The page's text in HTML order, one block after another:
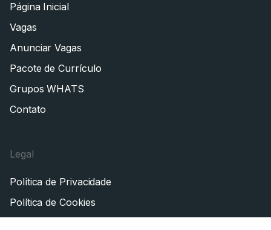
Página Inicial
Vagas
Anunciar Vagas
Pacote de Currículo
Grupos WHATS
Contato
Legal
Política de Privacidade
Política de Cookies